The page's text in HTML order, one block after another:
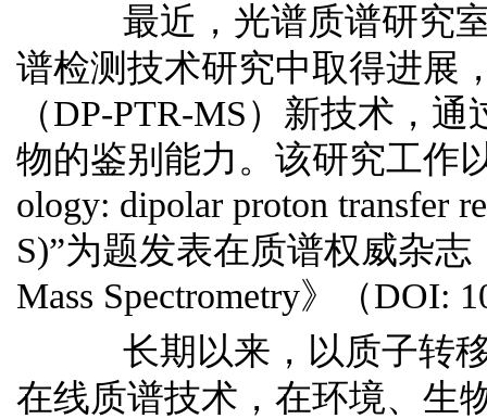
最近，光谱质谱研究
谱检测技术研究中取得进展
（DP-PTR-MS）新技术，通
物的鉴别能力。该研究工作
ology: dipolar proton transfer
S)”为题发表在质谱权威杂志
Mass Spectrometry》 （DOI:
长期以来，以质子转
在线质谱技术，在环境、生